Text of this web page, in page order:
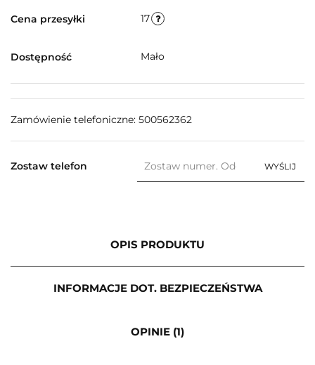
Cena przesyłki 17
Dostępność Mało
Zamówienie telefoniczne: 500562362
Zostaw telefon WYŚLIJ
OPIS PRODUKTU
INFORMACJE DOT. BEZPIECZEŃSTWA
OPINIE (1)